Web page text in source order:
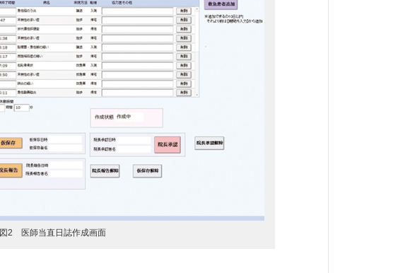
2 医師当直日誌作成画面